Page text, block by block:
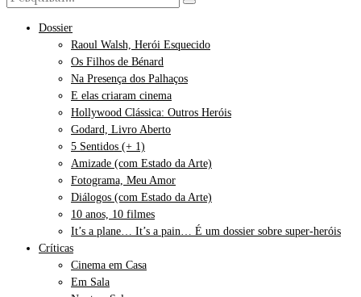
Dossier
Raoul Walsh, Herói Esquecido
Os Filhos de Bénard
Na Presença dos Palhaços
E elas criaram cinema
Hollywood Clássica: Outros Heróis
Godard, Livro Aberto
5 Sentidos (+ 1)
Amizade (com Estado da Arte)
Fotograma, Meu Amor
Diálogos (com Estado da Arte)
10 anos, 10 filmes
It’s a plane… It’s a pain… É um dossier sobre super-heróis
Críticas
Cinema em Casa
Em Sala